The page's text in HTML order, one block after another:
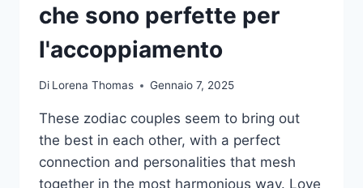
che sono perfette per
l'accoppiamento
Di Lorena Thomas Gennaio 7, 2025
These zodiac couples seem to bring out
the best in each other, with a perfect
connection and personalities that mesh
together in the most harmonious way. Love